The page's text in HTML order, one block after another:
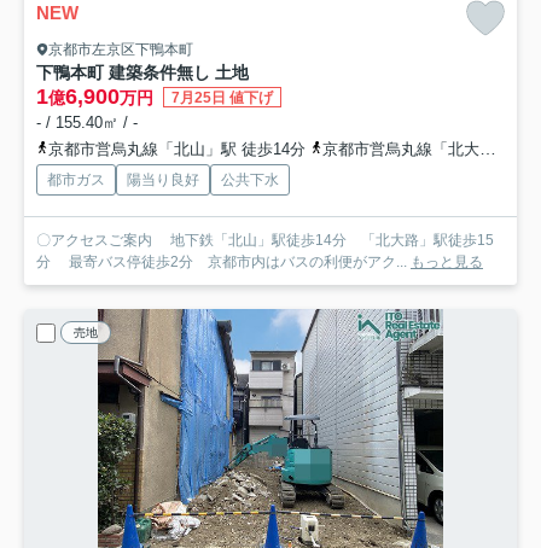
NEW
京都市左京区下鴨本町
下鴨本町 建築条件無し 土地
1億6,900万円 7月25日 値下げ
- / 155.40㎡ / -
京都市営烏丸線「北山」駅 徒歩14分
京都市営烏丸線「北大路」駅 徒歩15分
都市ガス 陽当り良好 公共下水
〇アクセスご案内 地下鉄「北山」駅徒歩14分 「北大路」駅徒歩15
分 最寄バス停徒歩2分 京都市内はバスの利便がアク...
もっと見る
売地